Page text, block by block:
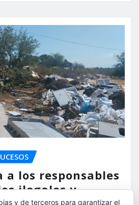
a los responsables
ilegales y
y de terceros para garantizar el